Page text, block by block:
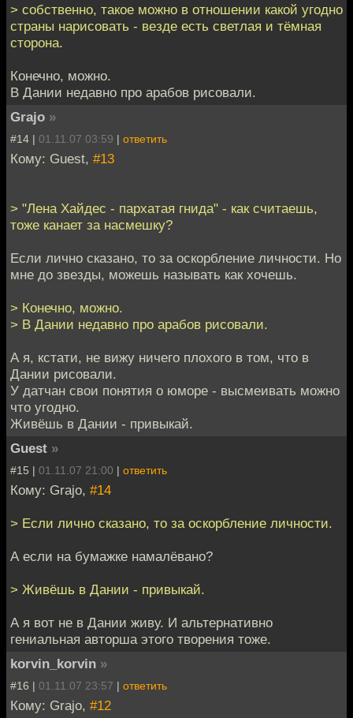
> собственно, такое можно в отношении какой угодно
страны нарисовать - везде есть светлая и тёмная
сторона.
Конечно, можно.
В Дании недавно про арабов рисовали.
Grajo »
#14 | 01.11.07 03:59 | ответить
Кому: Guest, #13
> "Лена Хайдес - пархатая гнида" - как считаешь,
тоже канает за насмешку?
Если лично сказано, то за оскорбление личности. Но
мне до звезды, можешь называть как хочешь.
> Конечно, можно.
> В Дании недавно про арабов рисовали.
А я, кстати, не вижу ничего плохого в том, что в
Дании рисовали.
У датчан свои понятия о юморе - высмеивать можно
что угодно.
Живёшь в Дании - привыкай.
Guest »
#15 | 01.11.07 21:00 | ответить
Кому: Grajo, #14
> Если лично сказано, то за оскорбление личности.
А если на бумажке намалёвано?
> Живёшь в Дании - привыкай.
А я вот не в Дании живу. И альтернативно
гениальная авторша этого творения тоже.
korvin_korvin »
#16 | 01.11.07 23:57 | ответить
Кому: Grajo, #12